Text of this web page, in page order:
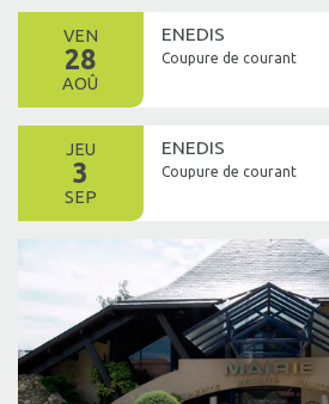
VEN
28
AOÛ
ENEDIS
Coupure de courant
JEU
3
SEP
ENEDIS
Coupure de courant